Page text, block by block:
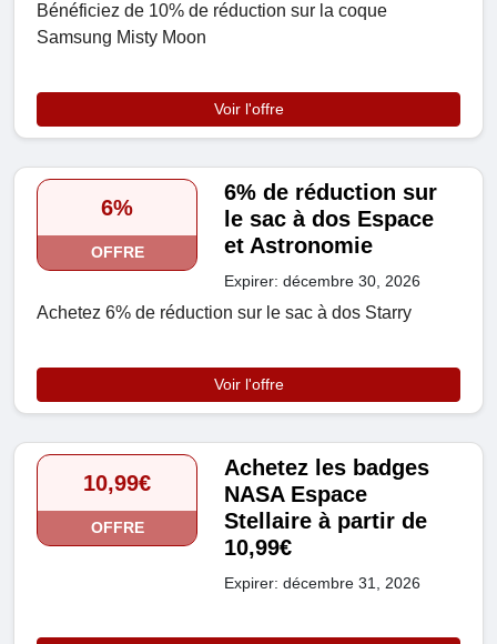
Bénéficiez de 10% de réduction sur la coque
Samsung Misty Moon
Voir l'offre
6%
OFFRE
6% de réduction sur
le sac à dos Espace
et Astronomie
Expirer: décembre 30, 2026
Achetez 6% de réduction sur le sac à dos Starry
Voir l'offre
10,99€
OFFRE
Achetez les badges
NASA Espace
Stellaire à partir de
10,99€
Expirer: décembre 31, 2026